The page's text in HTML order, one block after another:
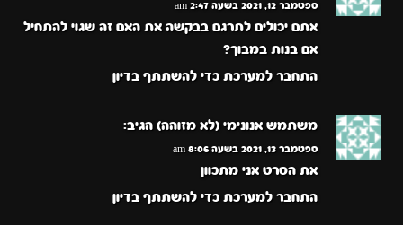
ספטמבר 12, 2021 בשעה 2:47 am
אתם יכולים לתרגם בבקשה את האם זה שגוי להתחיל
אם בנות במבוך?
התחבר למערכת כדי להשתתף בדיון
משתמש אנונימי (לא מזוהה) הגיב:
ספטמבר 13, 2021 בשעה 8:06 am
את הסרט אני מתכוון
התחבר למערכת כדי להשתתף בדיון